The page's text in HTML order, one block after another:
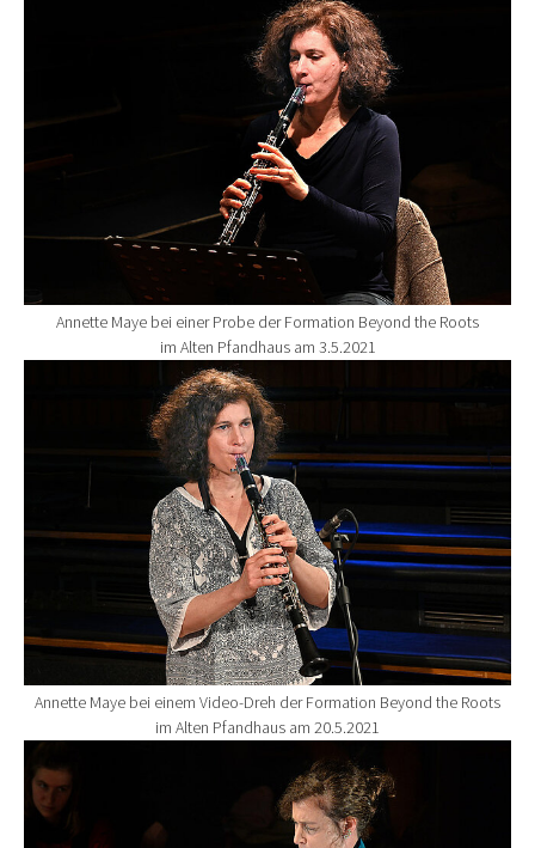
Annette Maye bei einer Probe der Formation Beyond the Roots
im Alten Pfandhaus am 3.5.2021
Show larger version for:
Annette Maye bei einem Video-Dreh der Formation Beyond the Roots
im Alten Pfandhaus am 20.5.2021